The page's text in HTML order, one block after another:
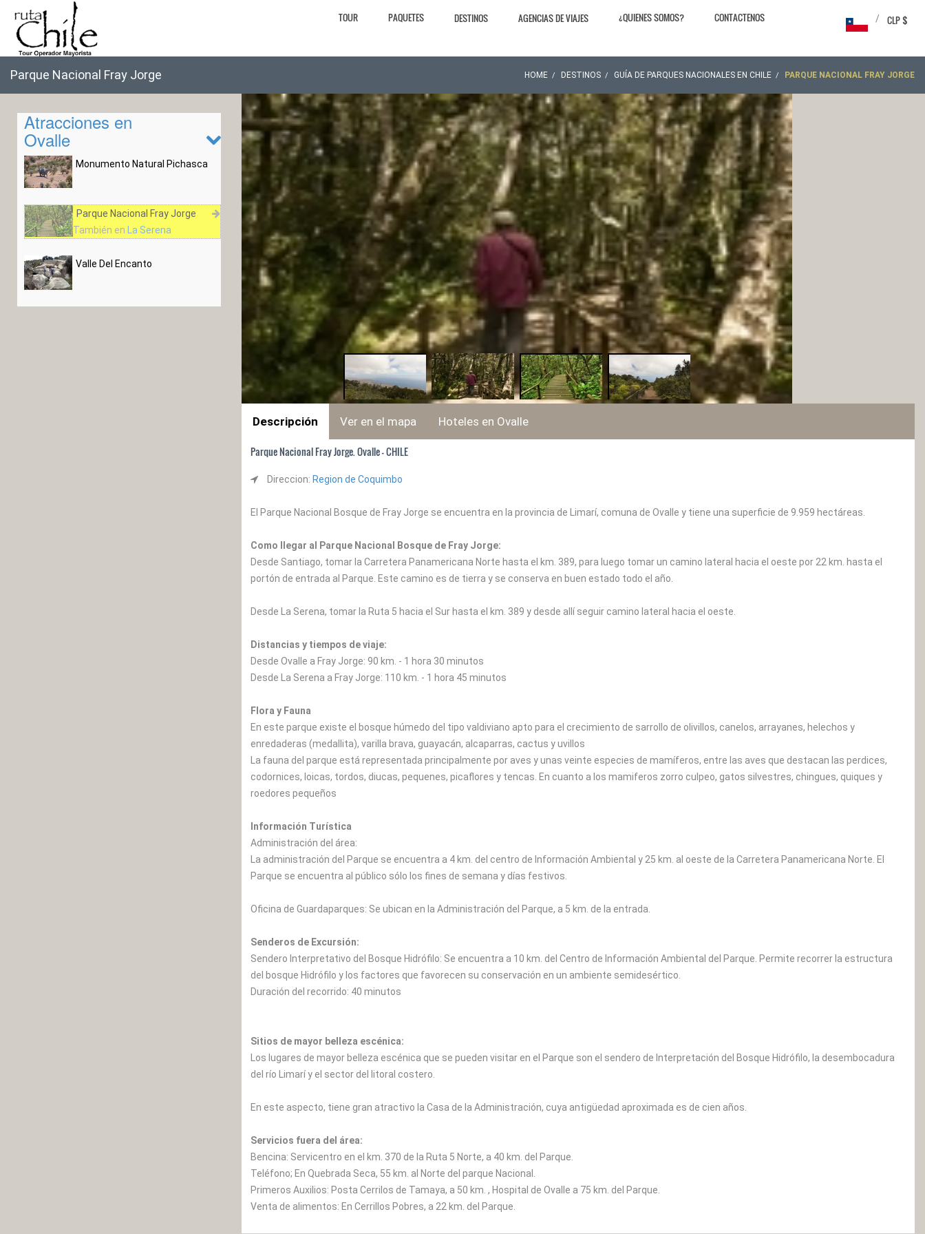
TOUR PAQUETES DESTINOS AGENCIAS DE VIAJES ¿QUIENES SOMOS? CONTACTENOS CLP $
/
Parque Nacional Fray Jorge HOME DESTINOS GUÍA DE PARQUES NACIONALES EN CHILE PARQUE NACIONAL FRAY JORGE
Atracciones en
Ovalle
Monumento Natural Pichasca
Parque Nacional Fray Jorge
También en La Serena
Valle Del Encanto
Descripción Ver en el mapa Hoteles en Ovalle
Parque Nacional Fray Jorge. Ovalle - CHILE
Direccion: Region de Coquimbo
El Parque Nacional Bosque de Fray Jorge se encuentra en la provincia de Limarí, comuna de Ovalle y tiene una superficie de 9.959 hectáreas.
Como llegar al Parque Nacional Bosque de Fray Jorge:
Desde Santiago, tomar la Carretera Panamericana Norte hasta el km. 389, para luego tomar un camino lateral hacia el oeste por 22 km. hasta el
portón de entrada al Parque. Este camino es de tierra y se conserva en buen estado todo el año.
Desde La Serena, tomar la Ruta 5 hacia el Sur hasta el km. 389 y desde allí seguir camino lateral hacia el oeste.
Distancias y tiempos de viaje:
Desde Ovalle a Fray Jorge: 90 km. - 1 hora 30 minutos
Desde La Serena a Fray Jorge: 110 km. - 1 hora 45 minutos
Flora y Fauna
En este parque existe el bosque húmedo del tipo valdiviano apto para el crecimiento de sarrollo de olivillos, canelos, arrayanes, helechos y
enredaderas (medallita), varilla brava, guayacán, alcaparras, cactus y uvillos
La fauna del parque está representada principalmente por aves y unas veinte especies de mamíferos, entre las aves que destacan las perdices,
codornices, loicas, tordos, diucas, pequenes, picaflores y tencas. En cuanto a los mamiferos zorro culpeo, gatos silvestres, chingues, quiques y
roedores pequeños
Información Turística
Administración del área:
La administración del Parque se encuentra a 4 km. del centro de Información Ambiental y 25 km. al oeste de la Carretera Panamericana Norte. El
Parque se encuentra al público sólo los fines de semana y días festivos.
Oficina de Guardaparques: Se ubican en la Administración del Parque, a 5 km. de la entrada.
Senderos de Excursión:
Sendero Interpretativo del Bosque Hidrófilo: Se encuentra a 10 km. del Centro de Información Ambiental del Parque. Permite recorrer la estructura
del bosque Hidrófilo y los factores que favorecen su conservación en un ambiente semidesértico.
Duración del recorrido: 40 minutos
Sitios de mayor belleza escénica:
Los lugares de mayor belleza escénica que se pueden visitar en el Parque son el sendero de Interpretación del Bosque Hidrófilo, la desembocadura
del río Limarí y el sector del litoral costero.
En este aspecto, tiene gran atractivo la Casa de la Administración, cuya antigüedad aproximada es de cien años.
Servicios fuera del área:
Bencina: Servicentro en el km. 370 de la Ruta 5 Norte, a 40 km. del Parque.
Teléfono; En Quebrada Seca, 55 km. al Norte del parque Nacional.
Primeros Auxilios: Posta Cerrilos de Tamaya, a 50 km. , Hospital de Ovalle a 75 km. del Parque.
Venta de alimentos: En Cerrillos Pobres, a 22 km. del Parque.